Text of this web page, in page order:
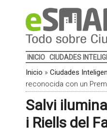
INICIO CIUDADES
Inicio » Ciudades
reconocida con un
Salvi
i Riells del